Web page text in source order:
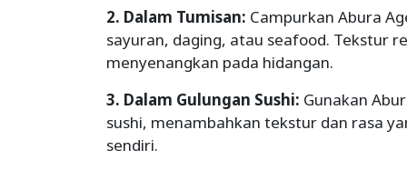
2. Dalam Tumisan: Campurkan Abura
sayuran, daging, atau seafood. Tekstur
menyenangkan pada hidangan.
3. Dalam Gulungan Sushi: Gunakan
sushi, menambahkan tekstur dan rasa
sendiri.